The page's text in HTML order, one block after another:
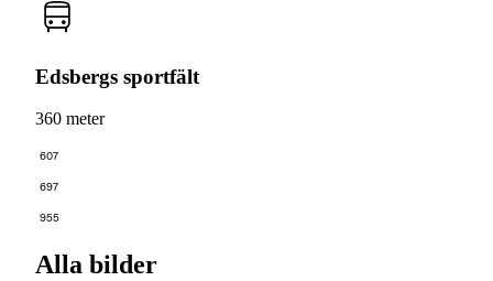
Edsbergs sportfält
360 meter
607
697
955
Alla bilder